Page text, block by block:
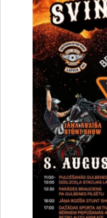
Par
Dzelzceļa
30.07.2026.
Satiksmes